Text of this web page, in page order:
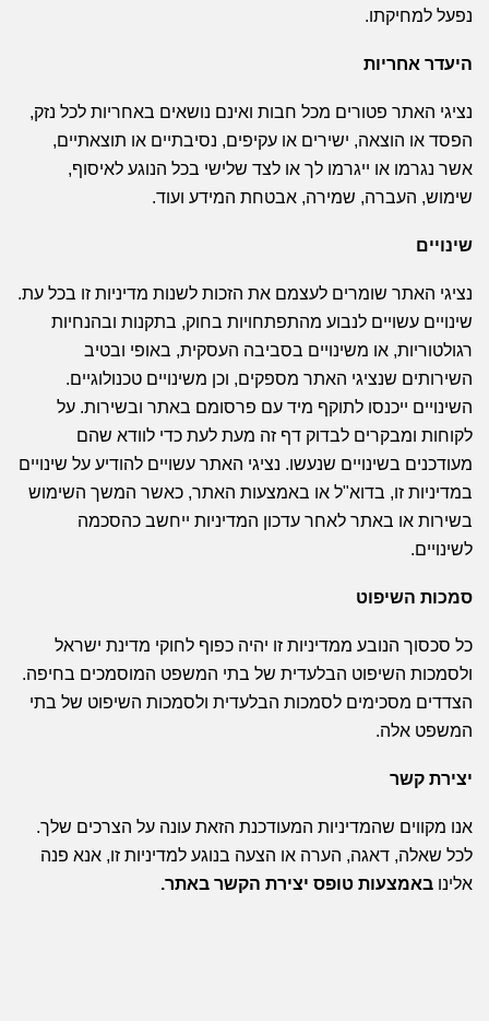
נפעל למחיקתו.
היעדר אחריות
נציגי האתר פטורים מכל חבות ואינם נושאים באחריות לכל נזק,
הפסד או הוצאה, ישירים או עקיפים, נסיבתיים או תוצאתיים,
אשר נגרמו או ייגרמו לך או לצד שלישי בכל הנוגע לאיסוף,
שימוש, העברה, שמירה, אבטחת המידע ועוד.
שינויים
נציגי האתר שומרים לעצמם את הזכות לשנות מדיניות זו בכל עת.
שינויים עשויים לנבוע מהתפתחויות בחוק, בתקנות ובהנחיות
רגולטוריות, או משינויים בסביבה העסקית, באופי ובטיב
השירותים שנציגי האתר מספקים, וכן משינויים טכנולוגיים.
השינויים ייכנסו לתוקף מיד עם פרסומם באתר ובשירות. על
לקוחות ומבקרים לבדוק דף זה מעת לעת כדי לוודא שהם
מעודכנים בשינויים שנעשו. נציגי האתר עשויים להודיע על שינויים
במדיניות זו, בדוא"ל או באמצעות האתר, כאשר המשך השימוש
בשירות או באתר לאחר עדכון המדיניות ייחשב כהסכמה
לשינויים.
סמכות השיפוט
כל סכסוך הנובע ממדיניות זו יהיה כפוף לחוקי מדינת ישראל
ולסמכות השיפוט הבלעדית של בתי המשפט המוסמכים בחיפה.
הצדדים מסכימים לסמכות הבלעדית ולסמכות השיפוט של בתי
המשפט אלה.
יצירת קשר
אנו מקווים שהמדיניות המעודכנת הזאת עונה על הצרכים שלך.
לכל שאלה, דאגה, הערה או הצעה בנוגע למדיניות זו, אנא פנה
אלינו באמצעות טופס יצירת הקשר באתר.